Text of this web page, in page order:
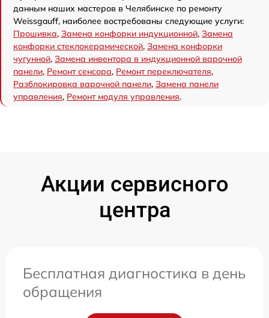
данным наших мастеров в Челябинске по ремонту
Weissgauff, наиболее востребованы следующие услуги:
Прошивка, Замена конфорки индукционной, Замена
конфорки стеклокерамической, Замена конфорки
чугунной, Замена инвентора в индукционной варочной
панели, Ремонт сенсора, Ремонт переключателя,
Разблокировка варочной панели, Замена панели
управления, Ремонт модуля управления.
Акции сервисного
центра
Бесплатная диагностика в день
обращения